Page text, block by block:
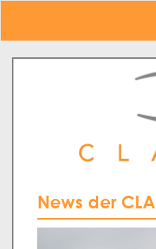
News der